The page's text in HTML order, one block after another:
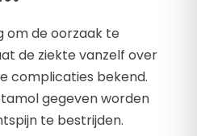
om de oorzaak te
de ziekte vanzelf over
complicaties bekend.
gegeven worden
te bestrijden.